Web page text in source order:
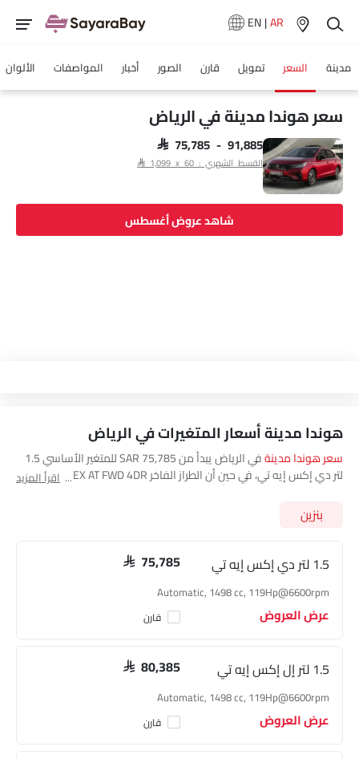
EN|AR
مدينة السعر تمويل قارن الصور أخبار المواصفات الألوان
سعر هوندا مدينة في الرياض‎
SAR 75,785 - 91,885
القسط الشهري : SAR 1,099 x 60
شاهد عروض أغسطس
هوندا مدينة أسعار المتغيرات في الرياض‎
سعر هوندا مدينة
في الرياض‎ يبدأ من SAR 75,785 للمتغير الأساسي 1.5
لتر دي إكس إيه تي، في حين أن الطراز الفاخر 1.5L EX AT FWD 4DR يكلف
في العربيةالسعودية، تحقق من جميع أسعار الطرازات أدناه.
اقرأ المزيد
بنزين
1.5 لتر دي إكس إيه تي SAR 75,785
Automatic, 1498 cc, 119Hp@6600rpm
عرض العروض قارن
1.5 لتر إل إكس إيه تي SAR 80,385
Automatic, 1498 cc, 119Hp@6600rpm
عرض العروض قارن